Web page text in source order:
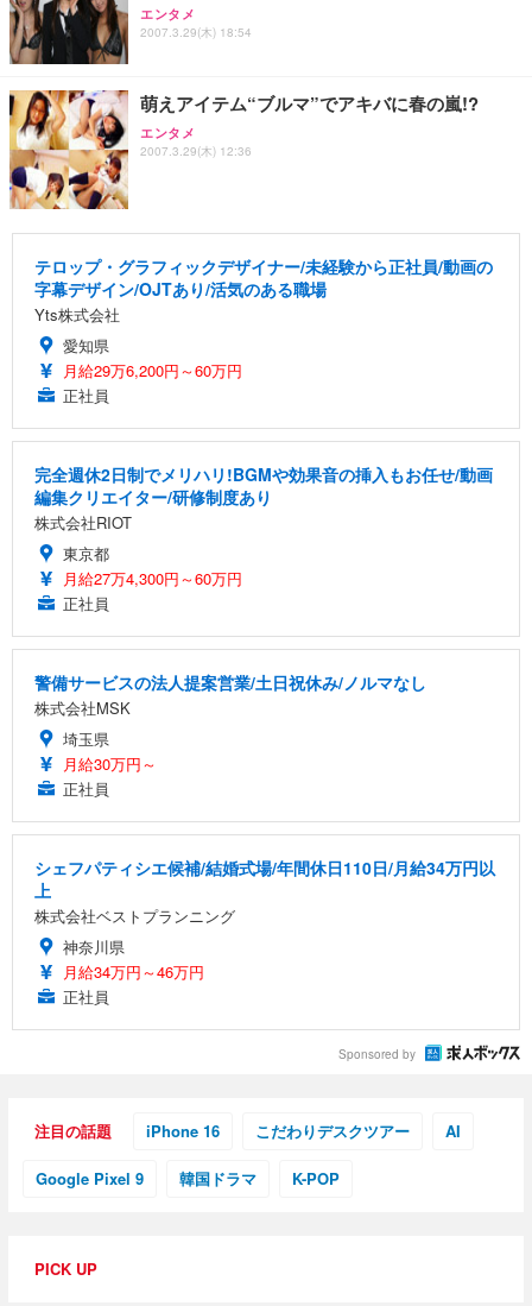
エンタメ
2007.3.29(木) 18:54
萌えアイテム“ブルマ”でアキバに春の嵐!?
エンタメ
2007.3.29(木) 12:36
テロップ・グラフィックデザイナー/未経験から正社員/動画の
字幕デザイン/OJTあり/活気のある職場
Yts株式会社
愛知県
月給29万6,200円～60万円
正社員
完全週休2日制でメリハリ!BGMや効果音の挿入もお任せ/動画
編集クリエイター/研修制度あり
株式会社RIOT
東京都
月給27万4,300円～60万円
正社員
警備サービスの法人提案営業/土日祝休み/ノルマなし
株式会社MSK
埼玉県
月給30万円～
正社員
シェフパティシエ候補/結婚式場/年間休日110日/月給34万円以
上
株式会社ベストプランニング
神奈川県
月給34万円～46万円
正社員
Sponsored by
注目の話題 iPhone 16 こだわりデスクツアー AI
Google Pixel 9 韓国ドラマ K-POP
PICK UP